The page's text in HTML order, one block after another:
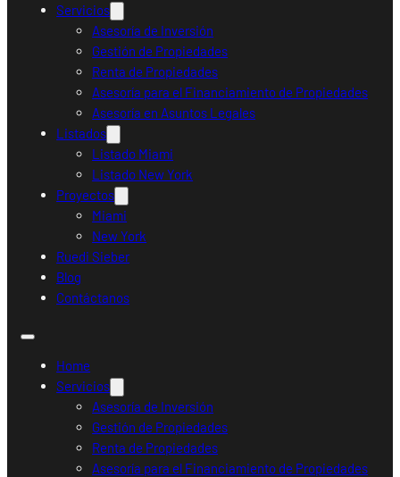
Servicios
Asesoría de Inversión
Gestión de Propiedades
Renta de Propiedades
Asesoría para el Financiamiento de Propiedades
Asesoría en Asuntos Legales
Listados
Listado Miami
Listado New York
Proyectos
Miami
New York
Ruedi Sieber
Blog
Contáctanos
Home
Servicios
Asesoría de Inversión
Gestión de Propiedades
Renta de Propiedades
Asesoría para el Financiamiento de Propiedades